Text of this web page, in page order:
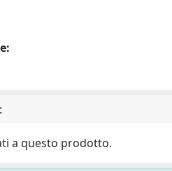
a questo prodotto.